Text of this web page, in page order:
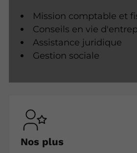
Mission comptable et
Conseils en vie
Assistance juridique
Gestion sociale
Nos plus